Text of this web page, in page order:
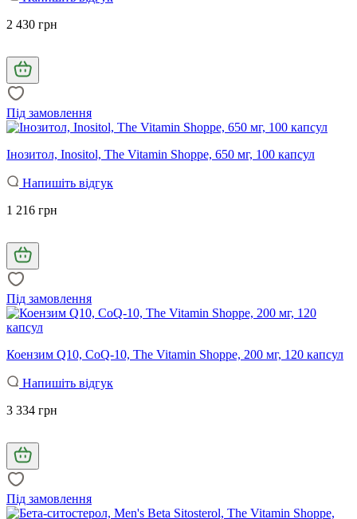
2 430 грн
Під замовлення
Інозитол, Inositol, The Vitamin Shoppe, 650 мг, 100 капсул
Напишіть відгук
1 216 грн
Під замовлення
Коензим Q10, CoQ-10, The Vitamin Shoppe, 200 мг, 120 капсул
Напишіть відгук
3 334 грн
Під замовлення